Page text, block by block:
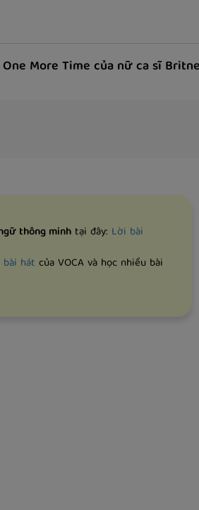
More Time của nữ ca sĩ
thông minhtại đây: Lời bài
hát của VOCA và học nhiều bài